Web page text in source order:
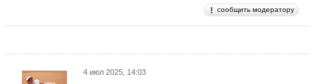
сообщить модератору
4 июл 2025, 14:03